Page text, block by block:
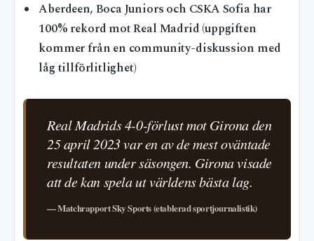
Aberdeen, Boca Juniors och CSKA Sofia har
100% rekord mot Real Madrid (uppgiften
kommer från en community-diskussion med
låg tillförlitlighet)
Real Madrids 4-0-förlust mot Girona den
25 april 2023 var en av de mest oväntade
resultaten under säsongen. Girona visade
att de kan spela ut världens bästa lag.
— Matchrapport Sky Sports (etablerad sportjournalistik)